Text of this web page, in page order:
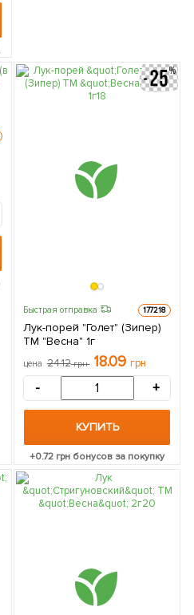
Быстрая отправка 177218
Лук-порей "Голет" (Зипер)
ТМ "Весна" 1г
цена 24.12грн 18.09 грн
- +
КУПИТЬ
+0.72грн бонусов за покупку